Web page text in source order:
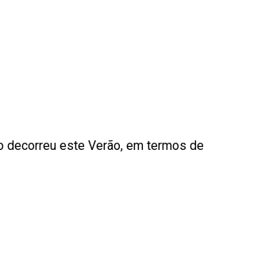
decorreu este Verão, em termos de